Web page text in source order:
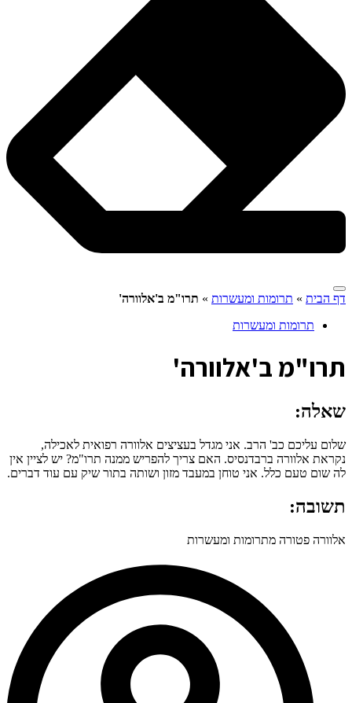
דף הבית » תרומות ומעשרות » תרו"מ ב'אלוורה'
תרומות ומעשרות
תרו"מ ב'אלוורה'
שאלה:
שלום עליכם כב' הרב. אני מגדל בעציצים אלוורה רפואית לאכילה,
נקראת אלוורה ברבדנסיס. האם צריך להפריש ממנה תרו"מ? יש לציין אין
לה שום טעם כלל. אני טוחן במעבד מזון ושותה בתור שיק עם עוד דברים.
תשובה:
אלוורה פטורה מתרומות ומעשרות